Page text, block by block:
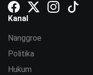
Kanal
Nanggroe
Politika
Hukum